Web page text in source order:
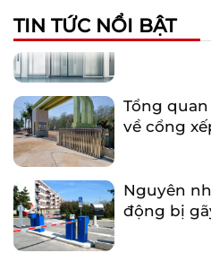
TIN TỨC NỔI BẬT
động?
về cổng
động bị